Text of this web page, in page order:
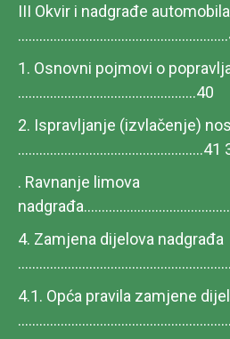
III Okvir i nadgrađe automobila
1. Osnovni pojmovi o
..................................................40
2. Ispravljanje (izvlačenje)
....................................................41
. Ravnanje limova
4. Zamjena dijelova nadgrađa
4.1. Opća pravila zamjene